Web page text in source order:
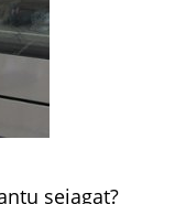
sejagat?